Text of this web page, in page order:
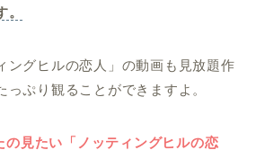
ングヒルの恋人」の動画も見放題作
ぷり観ることができますよ。
の見たい「ノッティングヒルの恋